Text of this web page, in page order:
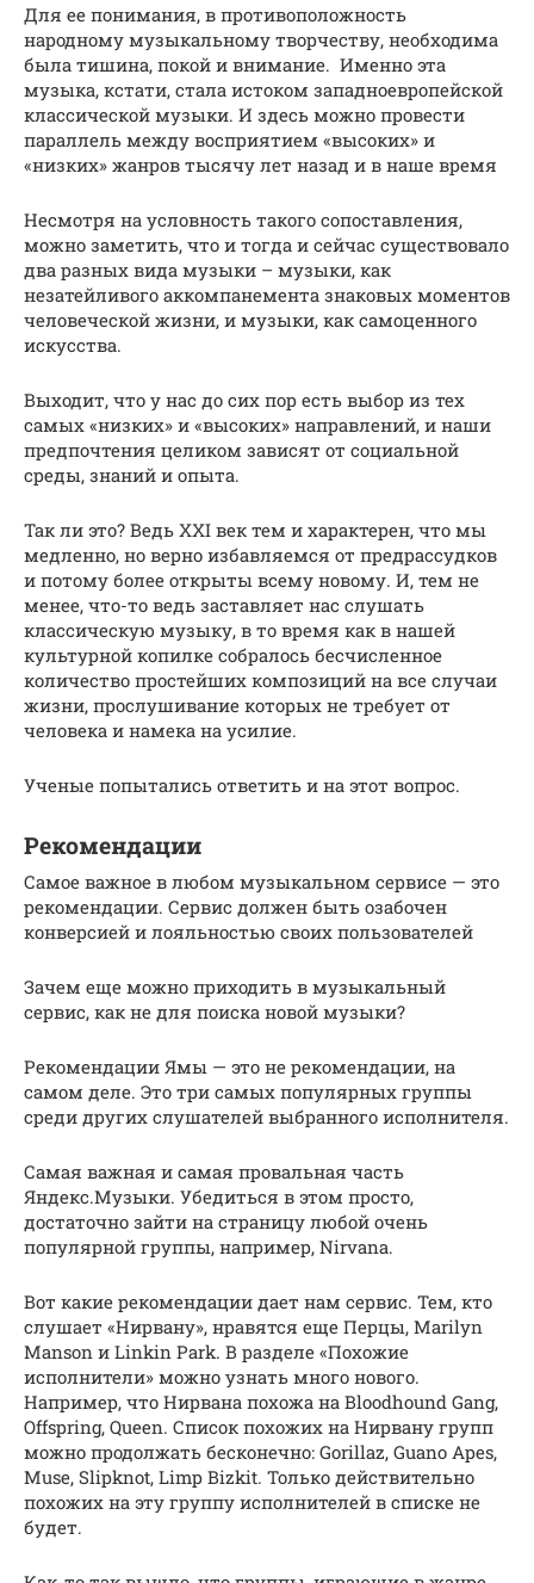
Для ее понимания, в противоположность
народному музыкальному творчеству, необходима
была тишина, покой и внимание. Именно эта
музыка, кстати, стала истоком западноевропейской
классической музыки. И здесь можно провести
параллель между восприятием «высоких» и
«низких» жанров тысячу лет назад и в наше время
Несмотря на условность такого сопоставления,
можно заметить, что и тогда и сейчас существовало
два разных вида музыки – музыки, как
незатейливого аккомпанемента знаковых моментов
человеческой жизни, и музыки, как самоценного
искусства.
Выходит, что у нас до сих пор есть выбор из тех
самых «низких» и «высоких» направлений, и наши
предпочтения целиком зависят от социальной
среды, знаний и опыта.
Так ли это? Ведь XXI век тем и характерен, что мы
медленно, но верно избавляемся от предрассудков
и потому более открыты всему новому. И, тем не
менее, что-то ведь заставляет нас слушать
классическую музыку, в то время как в нашей
культурной копилке собралось бесчисленное
количество простейших композиций на все случаи
жизни, прослушивание которых не требует от
человека и намека на усилие.
Ученые попытались ответить и на этот вопрос.
Рекомендации
Самое важное в любом музыкальном сервисе — это
рекомендации. Сервис должен быть озабочен
конверсией и лояльностью своих пользователей
Зачем еще можно приходить в музыкальный
сервис, как не для поиска новой музыки?
Рекомендации Ямы — это не рекомендации, на
самом деле. Это три самых популярных группы
среди других слушателей выбранного исполнителя.
Самая важная и самая провальная часть
Яндекс.Музыки. Убедиться в этом просто,
достаточно зайти на страницу любой очень
популярной группы, например, Nirvana.
Вот какие рекомендации дает нам сервис. Тем, кто
слушает «Нирвану», нравятся еще Перцы, Marilyn
Manson и Linkin Park. В разделе «Похожие
исполнители» можно узнать много нового.
Например, что Нирвана похожа на Bloodhound Gang,
Offspring, Queen. Список похожих на Нирвану групп
можно продолжать бесконечно: Gorillaz, Guano Apes,
Muse, Slipknot, Limp Bizkit. Только действительно
похожих на эту группу исполнителей в списке не
будет.